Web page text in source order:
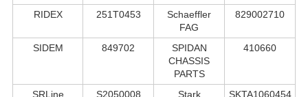
RIDEX 251T0453
Schaeffler
FAG
829002710
SIDEM 849702
SPIDAN
CHASSIS
PARTS
410660
SRLine S2050008 Stark
SKTA1060454